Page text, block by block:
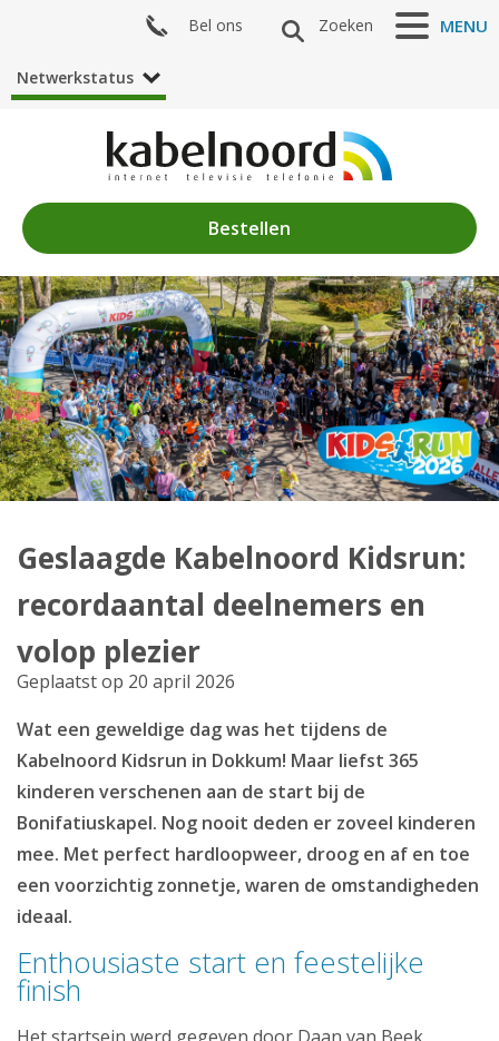
Nieuws
Algemeen
Acties
Zenderaanbod
Klantenservice
Mijn Kabelnoord
Zakelijk
Mijn webmail
Bestellen
MENU
Zoeken
Bel ons
Netwerkstatus
Geslaagde Kabelnoord Kidsrun:
recordaantal deelnemers en
volop plezier
Geplaatst op 20 april 2026
Wat een geweldige dag was het tijdens de
Kabelnoord Kidsrun in Dokkum! Maar liefst 365
kinderen verschenen aan de start bij de
Bonifatiuskapel. Nog nooit deden er zoveel kinderen
mee. Met perfect hardloopweer, droog en af en toe
een voorzichtig zonnetje, waren de omstandigheden
ideaal.
Enthousiaste start en feestelijke
finish